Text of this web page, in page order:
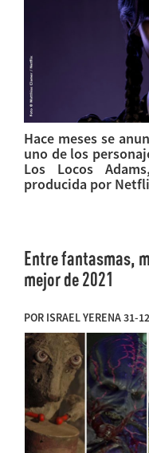
Hace meses se
uno de los
Los Locos
producida por
Entre fantasmas,
mejor de 2021
POR ISRAEL YERENA 31-